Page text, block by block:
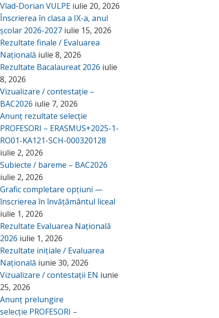
Vlad-Dorian VULPE iulie 20, 2026
Înscrierea în clasa a IX-a, anul
școlar 2026-2027 iulie 15, 2026
Rezultate finale / Evaluarea
Națională iulie 8, 2026
Rezultate Bacalaureat 2026 iulie
8, 2026
Vizualizare / contestație –
BAC2026 iulie 7, 2026
Anunț rezultate selecție
PROFESORI – ERASMUS+2025-1-
RO01-KA121-SCH-000320128
iulie 2, 2026
Subiecte / bareme – BAC2026
iulie 2, 2026
Grafic completare opțiuni —
înscrierea în învățământul liceal
iulie 1, 2026
Rezultate Evaluarea Națională
2026 iulie 1, 2026
Rezultate inițiale / Evaluarea
Națională iunie 30, 2026
Vizualizare / contestații EN iunie
25, 2026
Anunț prelungire
selecție PROFESORI –